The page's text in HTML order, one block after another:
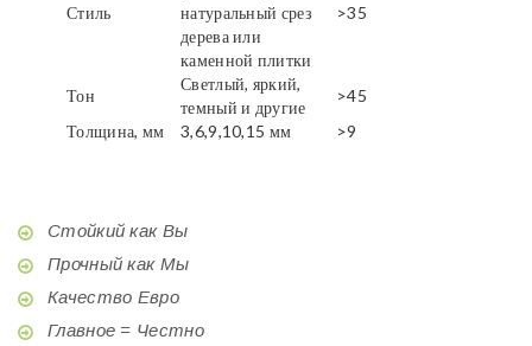
Стиль
натуральный срез
дерева или
каменной плитки
>35
Тон
Светлый, яркий,
темный и другие
>45
Толщина, мм
3,6,9,10,15 мм >9
Стойкий как Вы
Прочный как Мы
Качество Евро
Главное = Честно